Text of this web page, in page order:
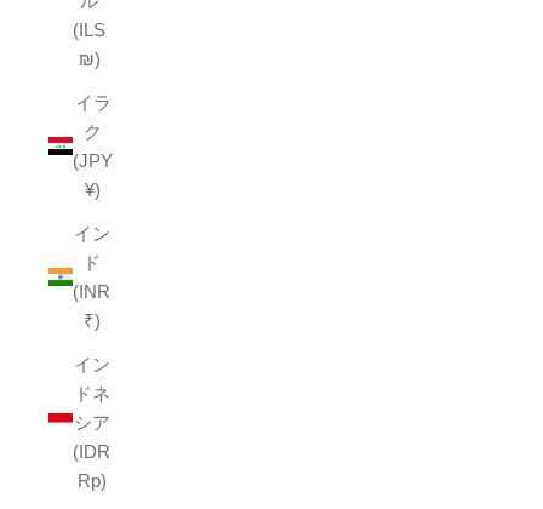
(ILS
₪)
イラ
ク
(JPY
¥)
イン
ド
(INR
₹)
イン
ドネ
シア
(IDR
Rp)